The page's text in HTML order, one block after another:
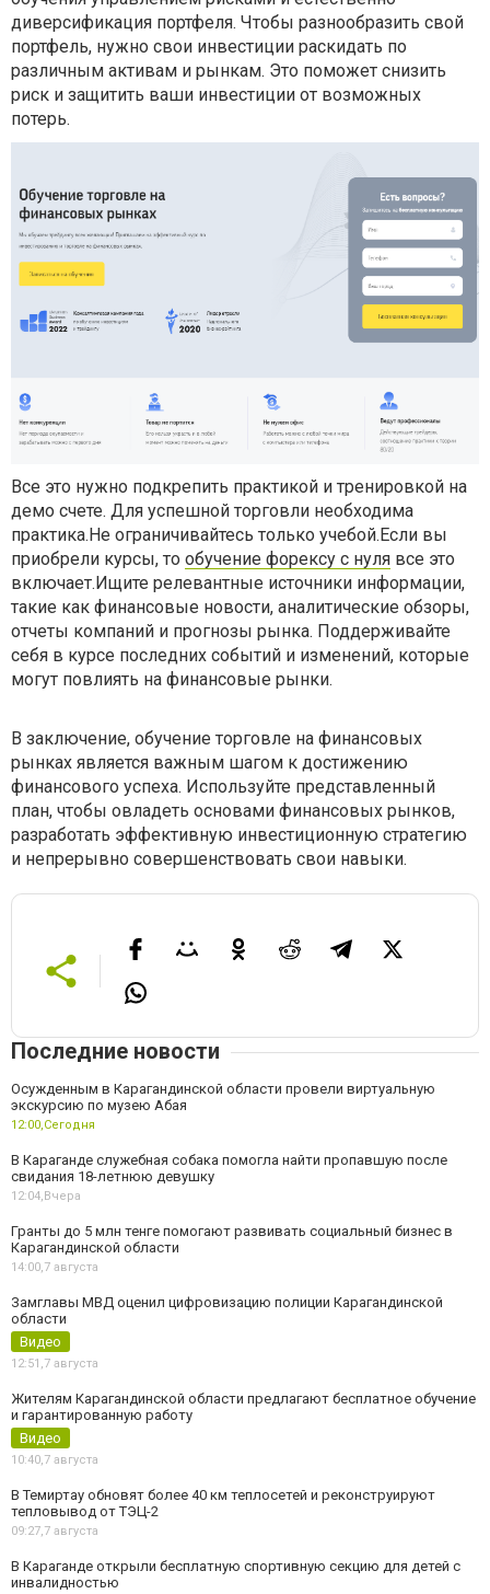
диверсификация портфеля. Чтобы разнообразить свой
портфель, нужно свои инвестиции раскидать по
различным активам и рынкам. Это поможет снизить
риск и защитить ваши инвестиции от возможных
потерь.
Все это нужно подкрепить практикой и тренировкой на
демо счете. Для успешной торговли необходима
практика.Не ограничивайтесь только учебой.Если вы
приобрели курсы, то обучение форексу с нуля все это
включает.Ищите релевантные источники информации,
такие как финансовые новости, аналитические обзоры,
отчеты компаний и прогнозы рынка. Поддерживайте
себя в курсе последних событий и изменений, которые
могут повлиять на финансовые рынки.
В заключение, обучение торговле на финансовых
рынках является важным шагом к достижению
финансового успеха. Используйте представленный
план, чтобы овладеть основами финансовых рынков,
разработать эффективную инвестиционную стратегию
и непрерывно совершенствовать свои навыки.
Последние новости
Осужденным в Карагандинской области провели виртуальную
экскурсию по музею Абая
12:00,Сегодня
В Караганде служебная собака помогла найти пропавшую после
свидания 18-летнюю девушку
12:04, Вчера
Гранты до 5 млн тенге помогают развивать социальный бизнес в
Карагандинской области
14:00,7 августа
Замглавы МВД оценил цифровизацию полиции Карагандинской
области
Видео
12:51,7 августа
Жителям Карагандинской области предлагают бесплатное обучение
и гарантированную работу
Видео
10:40,7 августа
В Темиртау обновят более 40 км теплосетей и реконструируют
тепловывод от ТЭЦ-2
09:27,7 августа
В Караганде открыли бесплатную спортивную секцию для детей с
инвалидностью